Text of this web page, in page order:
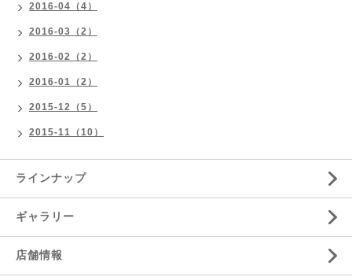
2016-04（4）
2016-03（2）
2016-02（2）
2016-01（2）
2015-12（5）
2015-11（10）
ラインナップ
ギャラリー
店舗情報